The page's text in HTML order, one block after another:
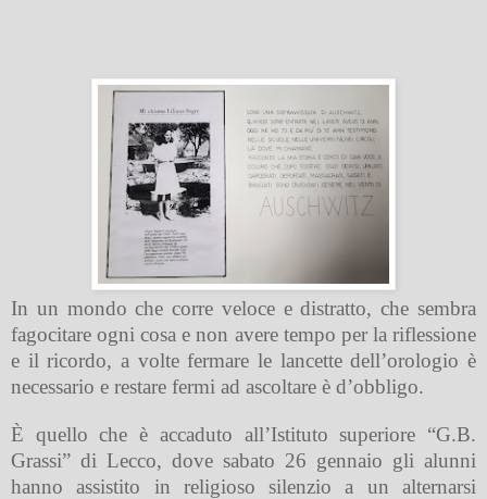
In un mondo che corre veloce e distratto, che sembra
fagocitare ogni cosa e non avere tempo per la riflessione
e il ricordo, a volte fermare le lancette dell’orologio è
necessario e restare fermi ad ascoltare è d’obbligo.
È quello che è accaduto all’Istituto superiore “G.B.
Grassi” di Lecco, dove sabato 26 gennaio gli alunni
hanno assistito in religioso silenzio a un alternarsi